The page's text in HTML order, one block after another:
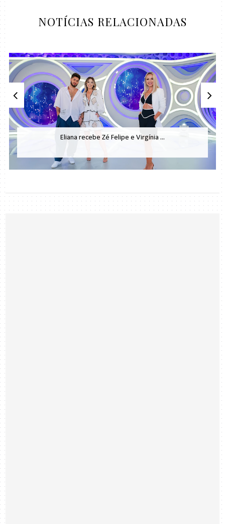
NOTÍCIAS RELACIONADAS
Eliana recebe Zé Felipe e Virgínia ...